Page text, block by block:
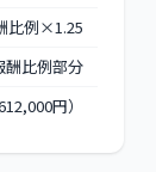
比例×1.25
酬比例部分
円）